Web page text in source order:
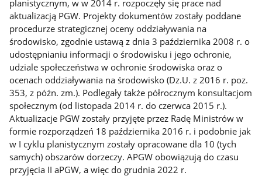
planistycznym, w w 2014 r. rozpoczęły się prace nad
aktualizacją PGW. Projekty dokumentów zostały poddane
procedurze strategicznej oceny oddziaływania na
środowisko, zgodnie ustawą z dnia 3 października 2008 r. o
udostępnianiu informacji o środowisku i jego ochronie,
udziale społeczeństwa w ochronie środowiska oraz o
ocenach oddziaływania na środowisko (Dz.U. z 2016 r. poz.
353, z późn. zm.). Podlegały także półrocznym konsultacjom
społecznym (od listopada 2014 r. do czerwca 2015 r.).
Aktualizacje PGW zostały przyjęte przez Radę Ministrów w
formie rozporządzeń 18 października 2016 r. i podobnie jak
w I cyklu planistycznym zostały opracowane dla 10 (tych
samych) obszarów dorzeczy. APGW obowiązują do czasu
przyjęcia II aPGW, a więc do grudnia 2022 r.